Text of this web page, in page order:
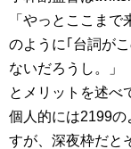
「やっとここま
のように｢台詞が
ないだろうし。」
とメリットを述べ
個人的には2199
すが、深夜枠だと